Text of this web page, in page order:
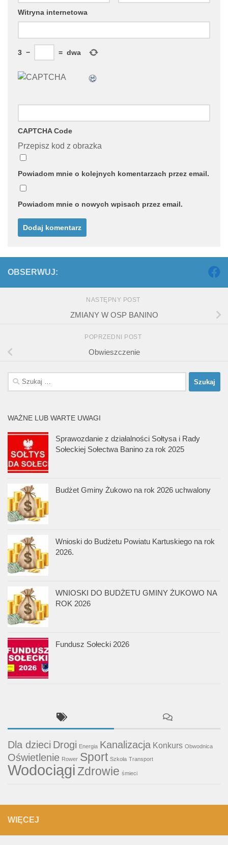
Witryna internetowa
3 − = dwa
CAPTCHA Code
Przepisz kod z obrazka
Powiadom mnie o kolejnych komentarzach przez email.
Powiadom mnie o nowych wpisach przez email.
OBSERWUJ:
NASTĘPNY POST
ZMIANY W OSP BANINO
POPRZEDNI POST
Obwieszczenie
Szukaj:
WAŻNE LUB WARTE UWAGI
Sprawozdanie z działalności Sołtysa i Rady
Sołeckiej Sołectwa Banino za rok 2025
Budżet Gminy Żukowo na rok 2026 uchwalony
Wnioski do Budżetu Powiatu Kartuskiego na rok
2026.
WNIOSKI DO BUDŻETU GMINY ŻUKOWO NA
ROK 2026
Fundusz Sołecki 2026
Dla dzieci Drogi Energia Kanalizacja Konkurs Obwodnica
Oświetlenie Rower Sport Szkoła Transport
WodociągiZdrowie śmieci
WIĘCEJ